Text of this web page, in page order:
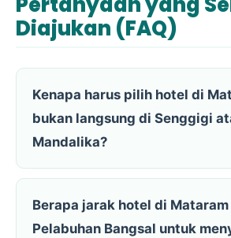
Diajukan (FAQ)
Kenapa harus pilih hotel di
bukan langsung di Senggigi
Mandalika?
Berapa jarak hotel di Mataram
Pelabuhan Bangsal untuk